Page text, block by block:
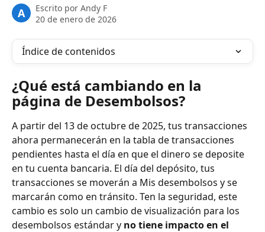
A Escrito por Andy F
20 de enero de 2026
Índice de contenidos
¿Qué está cambiando en la
página de Desembolsos?
A partir del 13 de octubre de 2025, tus transacciones
ahora permanecerán en la tabla de transacciones
pendientes hasta el día en que el dinero se deposite
en tu cuenta bancaria. El día del depósito, tus
transacciones se moverán a Mis desembolsos y se
marcarán como en tránsito. Ten la seguridad, este
cambio es solo un cambio de visualización para los
desembolsos estándar y no tiene impacto en el